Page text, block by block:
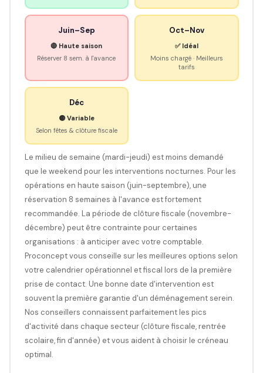
Juin–Sep
🔴 Haute saison
Réserver 8 sem. à l'avance
Oct–Nov
✅ Idéal
Moins chargé · Meilleurs
tarifs
Déc
🟡 Variable
Selon fêtes & clôture fiscale
Le milieu de semaine (mardi-jeudi) est moins demandé
que le weekend pour les interventions nocturnes. Pour les
opérations en haute saison (juin-septembre), une
réservation 8 semaines à l'avance est fortement
recommandée. La période de clôture fiscale (novembre-
décembre) peut être contrainte pour certaines
organisations : à anticiper avec votre comptable.
Proconcept vous conseille sur les meilleures options selon
votre calendrier opérationnel et fiscal lors de la première
prise de contact. Une bonne date d'intervention est
souvent la première garantie d'un déménagement serein.
Nos conseillers connaissent parfaitement les pics
d'activité dans chaque secteur (clôture fiscale, rentrée
scolaire, fin d'année) et vous aident à choisir le créneau
optimal.